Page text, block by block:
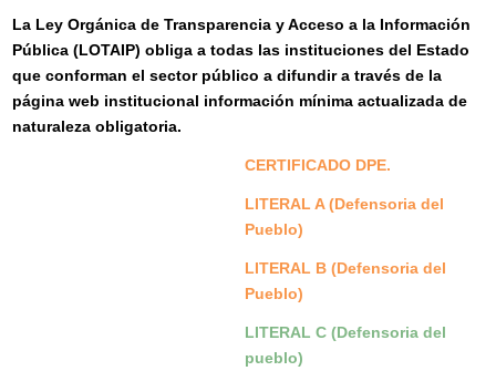
La Ley Orgánica de Transparencia y Acceso a la Información
Pública (LOTAIP) obliga a todas las instituciones del Estado
que conforman el sector público a difundir a través de la
página web institucional información mínima actualizada de
naturaleza obligatoria.
CERTIFICADO DPE.
LITERAL A (Defensoria del
Pueblo)
LITERAL B (Defensoria del
Pueblo)
LITERAL C (Defensoria del
pueblo)